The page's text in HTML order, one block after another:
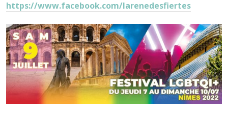
https://www.facebook.com/larenedesfiertes